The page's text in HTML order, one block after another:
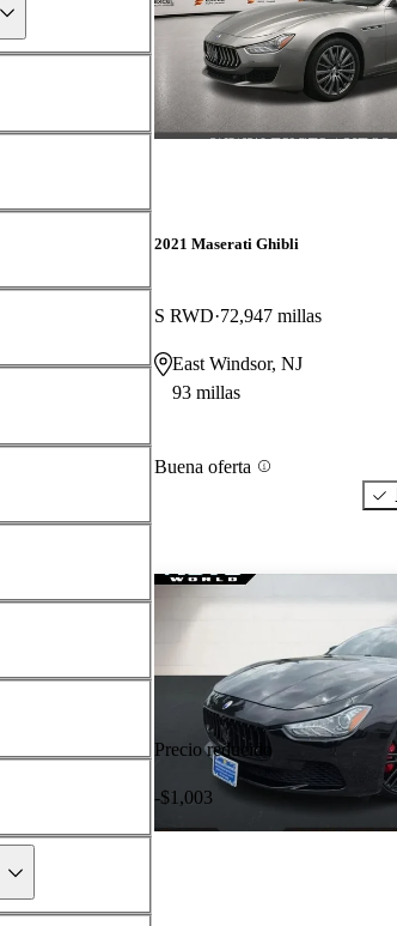
2021 Maserati Ghibli
S RWD 72,947 millas
East Windsor, NJ
93 millas
Buena oferta
Precio reducido
-$1,003